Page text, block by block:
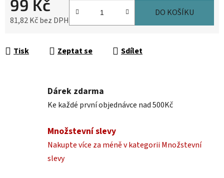
99 Kč
81,82 Kč bez DPH
DO KOŠÍKU
Tisk Zeptat se Sdílet
Dárek zdarma
Ke každé první objednávce nad 500Kč
Množstevní slevy
Nakupte více za méně v kategorii Množstevní
slevy